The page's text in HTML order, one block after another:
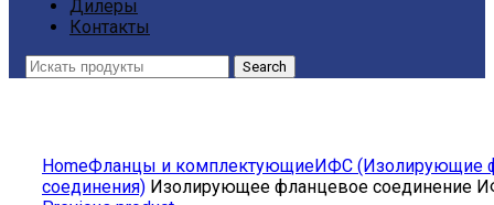
Дилеры
Контакты
Search
HomeФланцы и комплектующиеИФС (Изолирующие
соединения) Изолирующее фланцевое соединение